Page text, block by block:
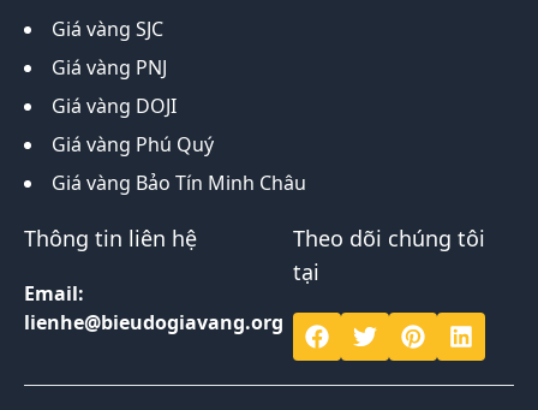
Giá vàng SJC
Giá vàng PNJ
Giá vàng DOJI
Giá vàng Phú Quý
Giá vàng Bảo Tín Minh Châu
Thông tin liên hệ
Email:
lienhe@bieudogiavang.org
Theo dõi chúng tôi
tại